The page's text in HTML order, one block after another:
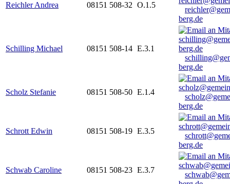
Reichler Andrea 08151 508-32 O.1.5
berg.de
Schilling Michael 08151 508-14 E.3.1
berg.de
Scholz Stefanie 08151 508-50 E.1.4
berg.de
Schrott Edwin 08151 508-19 E.3.5
berg.de
Schwab Caroline 08151 508-23 E.3.7